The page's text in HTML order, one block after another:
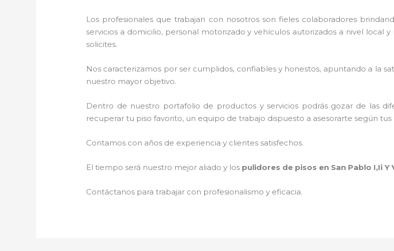
Los profesionales que trabajan con nosotros son fieles colaboradores
servicios a domicilio, personal motorizado y vehículos autorizados a nivel local
solicites.
Nos caracterizamos por ser cumplidos, confiables y honestos, apuntando a la
nuestro mayor objetivo.
Dentro de nuestro portafolio de productos y servicios podrás gozar de las
recuperar tu piso favorito, un equipo de trabajo dispuesto a asesorarte según tus
Contamos con años de experiencia y clientes satisfechos.
El tiempo será nuestro mejor aliado y los pulidores de pisos en San Pablo I,Ii Y
Contáctanos para trabajar con profesionalismo y eficacia.